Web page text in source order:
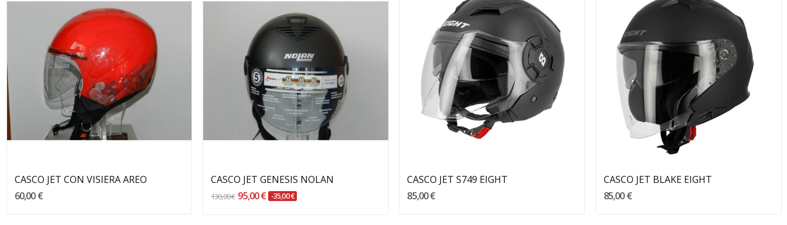
Aggiungi Al Carrello
CASCO JET CON VISIERA AREO
60,00 €
Aggiungi Al Carrello
CASCO JET GENESIS NOLAN
130,00 € 95,00 € -35,00 €
CASCO JET S749 EIGHT
85,00 €
CASCO JET BLAKE EIGHT
85,00 €